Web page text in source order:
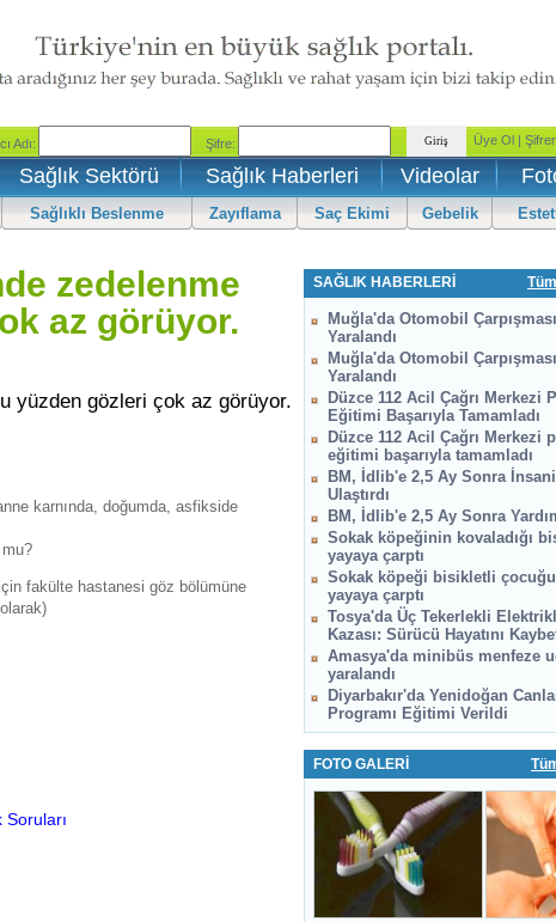
Sağlık Sektörü Sağlık Haberleri Videolar
Sağlıklı Beslenme Zayıflama Saç Ekimi Gebelik
zedelenme
az görüyor.
yüzden gözleri çok az görüyor.
karnında, doğumda, asfikside
mu?
fakülte hastanesi göz bölümüne
Soruları
SAĞLIK HABERLERİ
Muğla'da Otomobil
Yaralandı
Muğla'da Otomobil
Yaralandı
Düzce 112 Acil Çağrı Merkezi
Eğitimi Başarıyla Tamamladı
Düzce 112 Acil Çağrı Merkezi
eğitimi başarıyla tamamladı
BM, İdlib'e 2,5 Ay Sonra İnsani
Ulaştırdı
BM, İdlib'e 2,5 Ay Sonra
Sokak köpeğinin kovaladığı
yayaya çarptı
Sokak köpeği bisikletli
yayaya çarptı
Tosya'da Üç Tekerlekli
Kazası: Sürücü Hayatını
Amasya'da minibüs menfeze
yaralandı
Diyarbakır'da Yenidoğan
Programı Eğitimi Verildi
FOTO GALERİ